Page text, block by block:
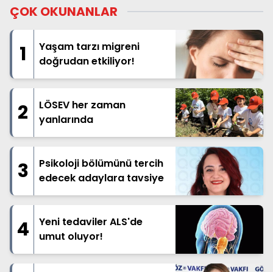
ÇOK OKUNANLAR
1
Yaşam tarzı migreni
doğrudan etkiliyor!
2
LÖSEV her zaman
yanlarında
3
Psikoloji bölümünü tercih
edecek adaylara tavsiye
4
Yeni tedaviler ALS'de
umut oluyor!